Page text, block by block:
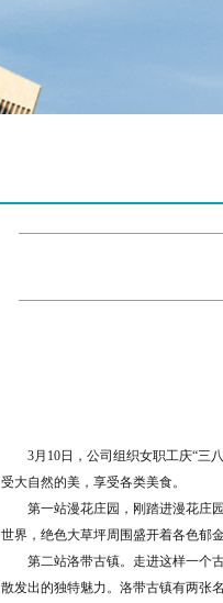
3月10日，公司组织女职工庆“三
受大自然的美，享受各类美食。
第一站漫花庄园，刚踏进漫花庄
世界，绝色大草坪周围盛开着各色郁
第二站洛带古镇。走进这样一个
散发出的独特魅力。洛带古镇有两张